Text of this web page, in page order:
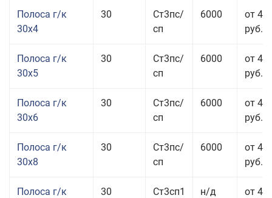
Полоса г/к
30x4
30
Ст3пс/
сп
6000
от 44
руб.
Полоса г/к
30x5
30
Ст3пс/
сп
6000
от 43
руб.
Полоса г/к
30x6
30
Ст3пс/
сп
6000
от 46
руб.
Полоса г/к
30x8
30
Ст3пс/
сп
6000
от 43
руб.
Полоса г/к
30 Ст3сп1 н/д
от 43